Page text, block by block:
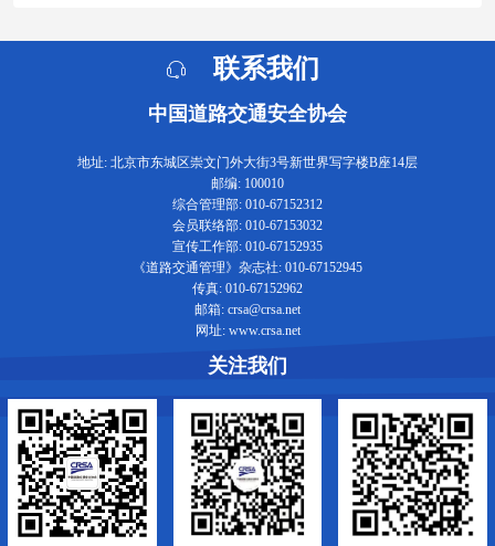
联系我们
中国道路交通安全协会
地址: 北京市东城区崇文门外大街3号新世界写字楼B座14层
邮编: 100010
综合管理部: 010-67152312
会员联络部: 010-67153032
宣传工作部: 010-67152935
《道路交通管理》杂志社: 010-67152945
传真: 010-67152962
邮箱: crsa@crsa.net
网址: www.crsa.net
关注我们